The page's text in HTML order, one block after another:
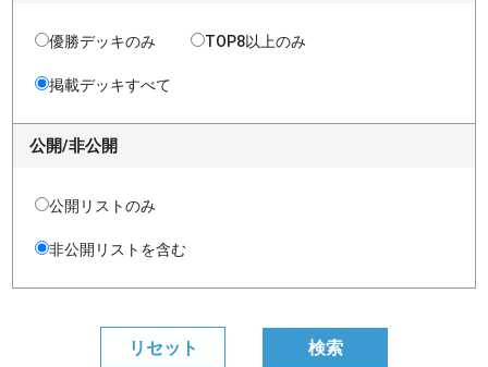
優勝デッキのみ TOP8以上のみ
掲載デッキすべて
公開/非公開
公開リストのみ
非公開リストを含む